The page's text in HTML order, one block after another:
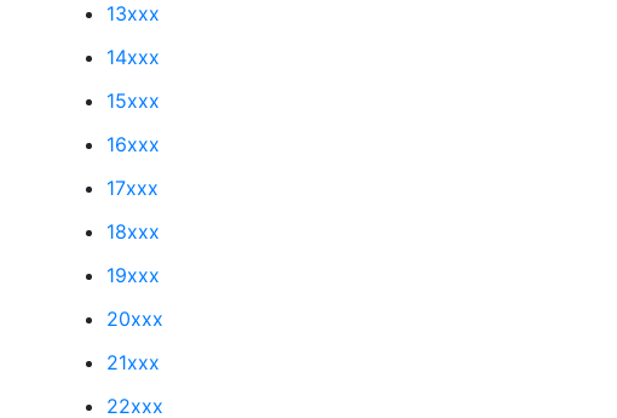
13xxx
14xxx
15xxx
16xxx
17xxx
18xxx
19xxx
20xxx
21xxx
22xxx